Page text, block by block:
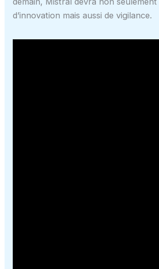
d’innovation mais aussi de vigilance.